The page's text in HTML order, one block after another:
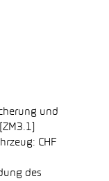
und
CHF
des